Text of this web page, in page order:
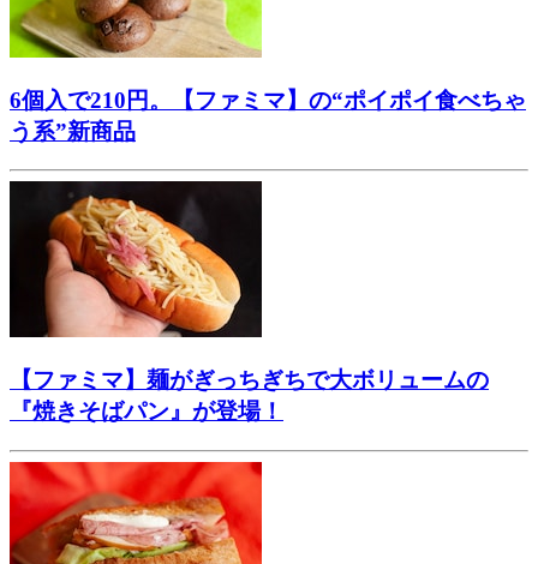
6個入で210円。【ファミマ】の“ポイポイ食べちゃ
う系”新商品
【ファミマ】麺がぎっちぎちで大ボリュームの
『焼きそばパン』が登場！